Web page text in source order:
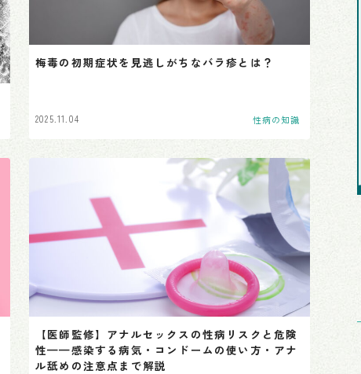
性器ヘルペス
梅毒の初期症状を見逃しがちなバラ疹とは？
2025.11.04 性病の知識
【医師監修】アナルセックスの性病リスクと危険
性——感染する病気・コンドームの使い方・アナ
ル舐めの注意点まで解説